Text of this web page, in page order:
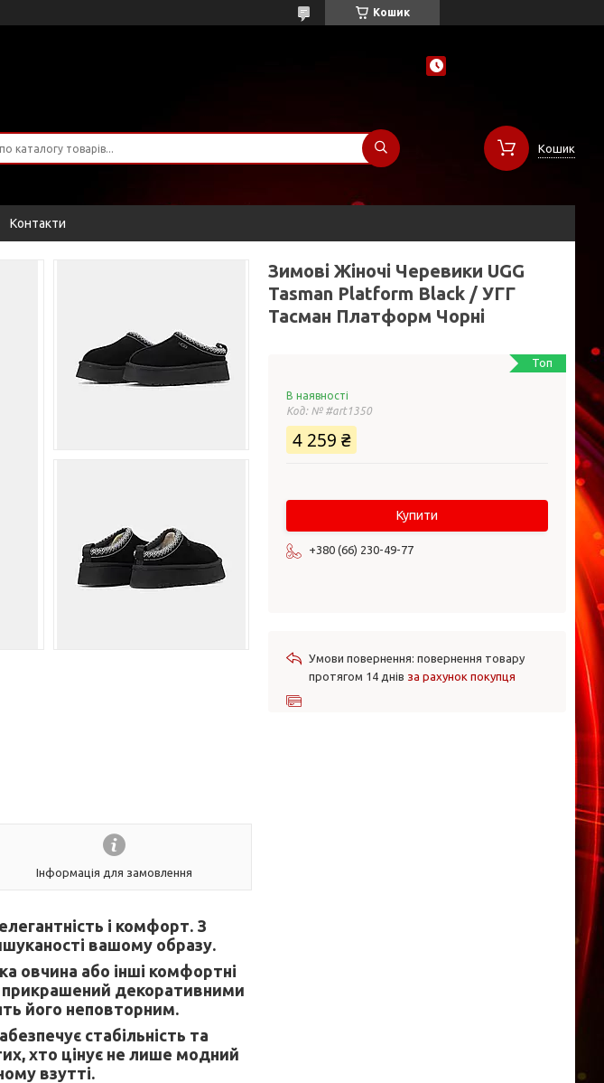
Кошик
Кошик
Контакти
Інформація для замовлення
і комфорт. З
вашому образу.
овчина або інші комфортні
прикрашений декоративними
його неповторним.
стабільність та
хто цінує не лише модний
взутті.
Зимові Жіночі Черевики UGG
Tasman Platform Black / УГГ
Тасман Платформ Чорні
Топ
В наявності
Код: № #art1350
4 259 ₴
Купити
+380 (66) 230-49-77
повернення товару
протягом 14 днів за рахунок покупця